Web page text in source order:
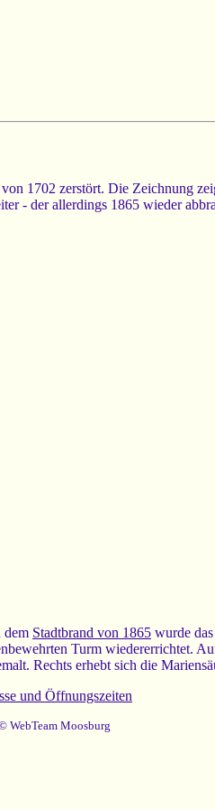
1702 zerstört. Die Zeichnung
- der allerdings 1865 wieder
dem Stadtbrand von 1865 wurde
Turm wiedererrichtet.
Rechts erhebt sich die
und Öffnungszeiten
WebTeam Moosburg